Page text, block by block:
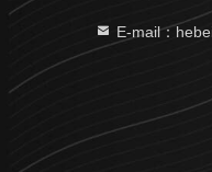
E-mail：